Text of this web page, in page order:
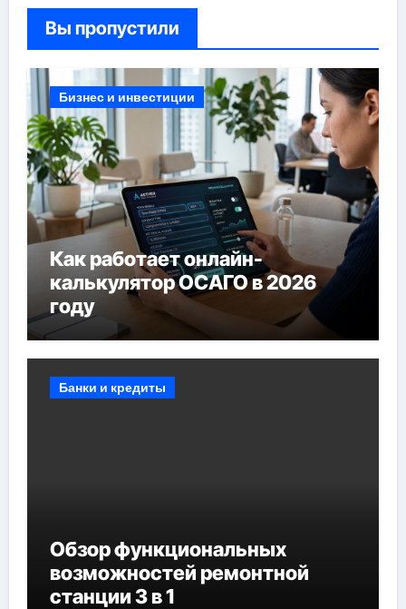
Вы пропустили
Бизнес и инвестиции
Как работает онлайн-
калькулятор ОСАГО в 2026
году
Банки и кредиты
Обзор функциональных
возможностей ремонтной
станции 3 в 1